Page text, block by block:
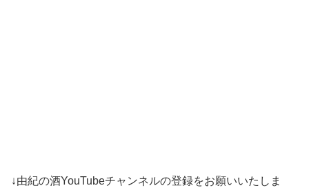
↓由紀の酒YouTubeチャンネルの登録をお願いいたしま